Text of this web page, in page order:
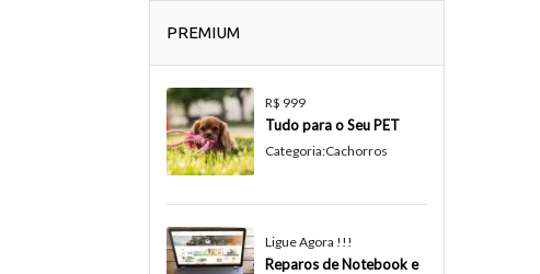
PREMIUM
R$ 999
Tudo para o Seu PET
Categoria:Cachorros
Ligue Agora !!!
Reparos de Notebook e